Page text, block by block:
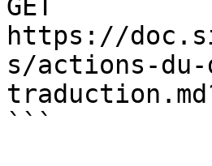
GET
https://
s/actions-
```